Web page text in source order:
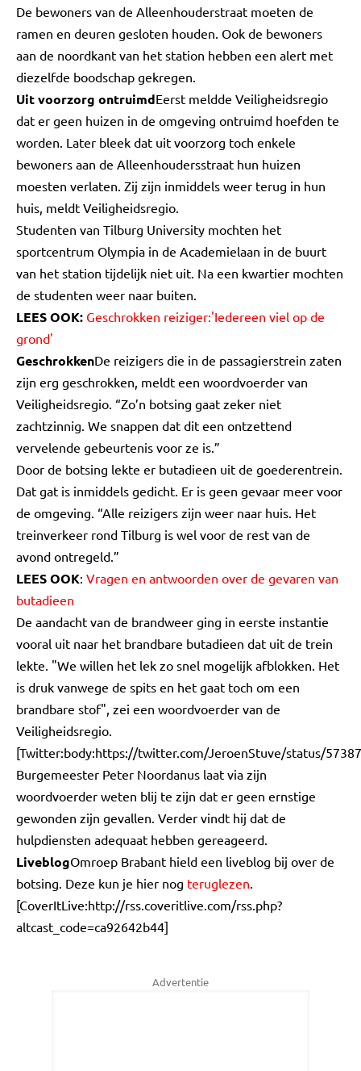
De bewoners van de Alleenhouderstraat moeten de
ramen en deuren gesloten houden. Ook de bewoners
aan de noordkant van het station hebben een alert met
diezelfde boodschap gekregen.
Uit voorzorg ontruimdEerst meldde Veiligheidsregio
dat er geen huizen in de omgeving ontruimd hoefden te
worden. Later bleek dat uit voorzorg toch enkele
bewoners aan de Alleenhoudersstraat hun huizen
moesten verlaten. Zij zijn inmiddels weer terug in hun
huis, meldt Veiligheidsregio.
Studenten van Tilburg University mochten het
sportcentrum Olympia in de Academielaan in de buurt
van het station tijdelijk niet uit. Na een kwartier mochten
de studenten weer naar buiten.
LEES OOK: Geschrokken reiziger:'Iedereen viel op de
grond'
GeschrokkenDe reizigers die in de passagierstrein zaten
zijn erg geschrokken, meldt een woordvoerder van
Veiligheidsregio. “Zo’n botsing gaat zeker niet
zachtzinnig. We snappen dat dit een ontzettend
vervelende gebeurtenis voor ze is.”
Door de botsing lekte er butadieen uit de goederentrein.
Dat gat is inmiddels gedicht. Er is geen gevaar meer voor
de omgeving. “Alle reizigers zijn weer naar huis. Het
treinverkeer rond Tilburg is wel voor de rest van de
avond ontregeld.”
LEES OOK: Vragen en antwoorden over de gevaren van
butadieen
De aandacht van de brandweer ging in eerste instantie
vooral uit naar het brandbare butadieen dat uit de trein
lekte. "We willen het lek zo snel mogelijk afblokken. Het
is druk vanwege de spits en het gaat toch om een
brandbare stof", zei een woordvoerder van de
Veiligheidsregio.
[Twitter:body:https://twitter.com/JeroenStuve/status/
Burgemeester Peter Noordanus laat via zijn
woordvoerder weten blij te zijn dat er geen ernstige
gewonden zijn gevallen. Verder vindt hij dat de
hulpdiensten adequaat hebben gereageerd.
LiveblogOmroep Brabant hield een liveblog bij over de
botsing. Deze kun je hier nog teruglezen.
[CoverItLive:http://rss.coveritlive.com/rss.php?
altcast_code=ca92642b44]
Advertentie